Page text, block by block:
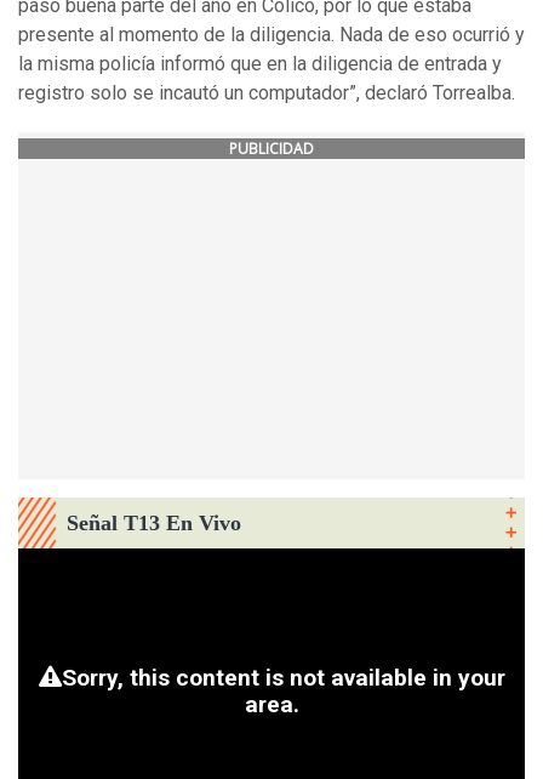
paso buena parte del año en Colico, por lo que estaba
presente al momento de la diligencia. Nada de eso ocurrió y
la misma policía informó que en la diligencia de entrada y
registro solo se incautó un computador”, declaró Torrealba.
PUBLICIDAD
Señal T13 En Vivo